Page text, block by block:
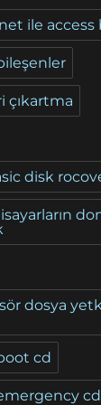
ile access
çıkartma
disk
dosya
cd
cd